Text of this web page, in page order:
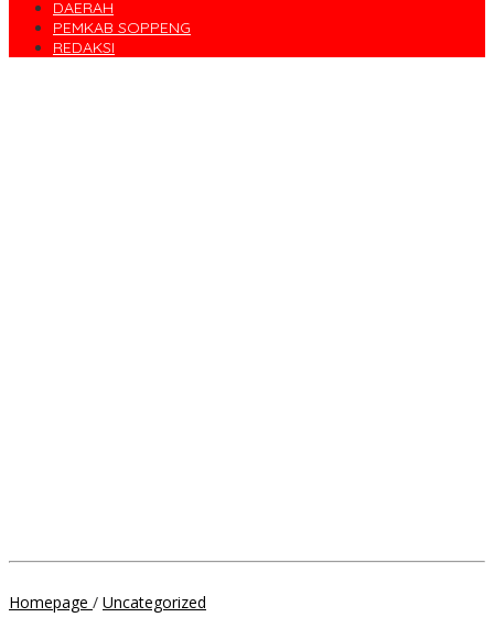
DAERAH
PEMKAB SOPPENG
REDAKSI
Homepage / Uncategorized